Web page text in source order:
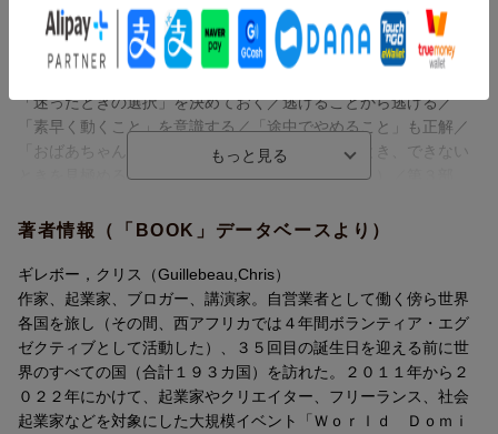
をやめる／「時間は管理できる」と思うのをやめる／「高すぎる
目標設定」をやめる／「完璧主義」をやめる）／第２部 「時間
「迷ったときの選択」を決めておく／逃げることから逃げる／
「素早く動くこと」を意識する／「途中でやめること」も正解／
「おばあちゃんっぽい趣味」を持つ／集中できるとき、できない
ときを見極める／集中力が高まるときに一気に動く）／第３部
想像してみる／自分にも「死が訪れること」を理解する／「本当
こす／「週の８日目」を想像する／「１年の計画」を大まかに立
ててみる／日々の暮らしに幸せを感じる／「自分の楽しみ」を第
一に考える／「名を残すこと」は考えない）
著者情報（「BOOK」データベースより）
ギレボー，クリス（Guillebeau,Chris）
作家、起業家、ブロガー、講演家。自営業者として働く傍ら世界
各国を旅し（その間、西アフリカでは４年間ボランティア・エグ
ゼクティブとして活動した）、３５回目の誕生日を迎える前に世
界のすべての国（合計１９３カ国）を訪れた。２０１１年から２
０２２年にかけて、起業家やクリエイター、フリーランス、社会
起業家などを対象にした大規模イベント「Ｗｏｒｌｄ Ｄｏｍｉ